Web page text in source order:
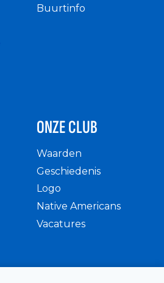
Buurtinfo
ONZE CLUB
Waarden
Geschiedenis
Logo
Native Americans
Vacatures